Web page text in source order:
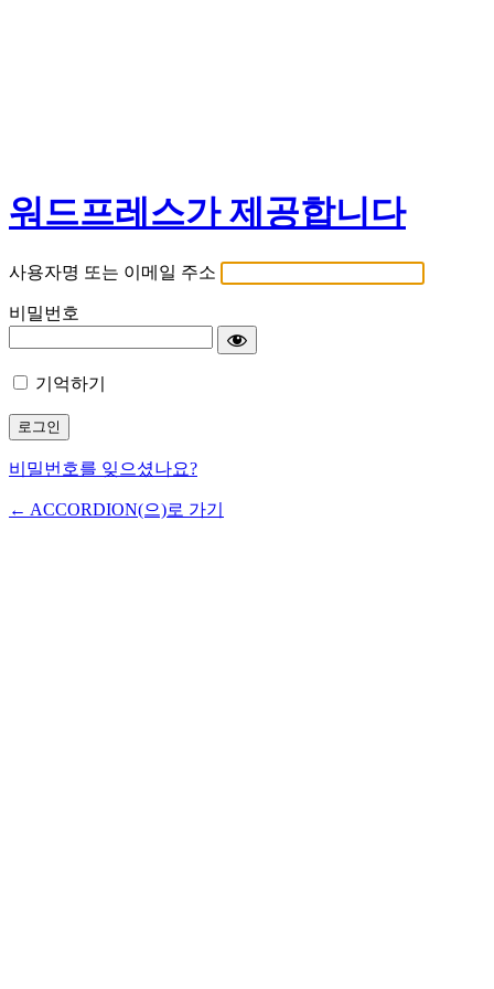
워드프레스가 제공합니다
사용자명 또는 이메일 주소
비밀번호
기억하기
비밀번호를 잊으셨나요?
← ACCORDION(으)로 가기